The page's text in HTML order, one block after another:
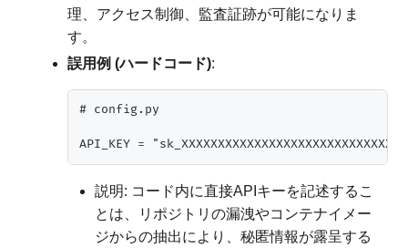
理、アクセス制御、監査証跡が可能になりま
す。
誤用例 (ハードコード):
# config.py
説明: コード内に直接APIキーを記述するこ
とは、リポジトリの漏洩やコンテナイメー
ジからの抽出により、秘匿情報が露呈する